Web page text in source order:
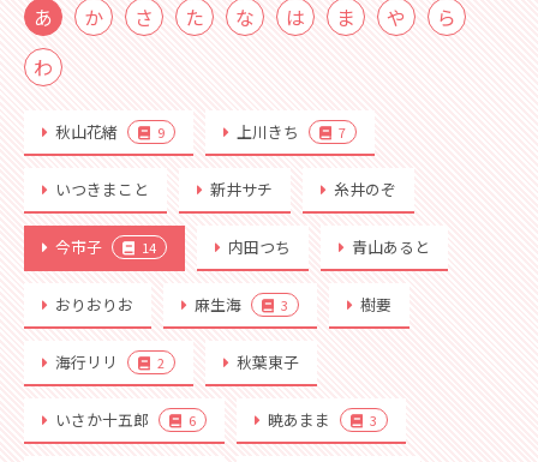
あ か さ た な は ま や
ら
わ
秋山花緒 9 上川きち 7
いつきまこと 新井サチ 糸井のぞ
今市子 14 内田つち 青山あると
おりおりお 麻生海 3 樹要
海行リリ 2 秋葉東子
いさか十五郎 6 暁あまま 3